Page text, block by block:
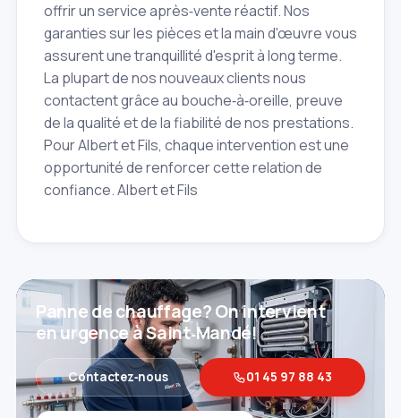
offrir un service après‑vente réactif. Nos
garanties sur les pièces et la main d'œuvre vous
assurent une tranquillité d'esprit à long terme.
La plupart de nos nouveaux clients nous
contactent grâce au bouche‑à‑oreille, preuve
de la qualité et de la fiabilité de nos prestations.
Pour Albert et Fils, chaque intervention est une
opportunité de renforcer cette relation de
confiance. Albert et Fils
Panne de chauffage? On intervient
en urgence à Saint‑Mandé!
Contactez‑nous 01 45 97 88 43